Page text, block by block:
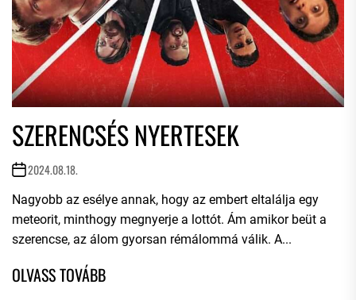
SZERENCSÉS NYERTESEK
2024.08.18.
Nagyobb az esélye annak, hogy az embert eltalálja egy
meteorit, minthogy megnyerje a lottót. Ám amikor beüt a
szerencse, az álom gyorsan rémálommá válik. A...